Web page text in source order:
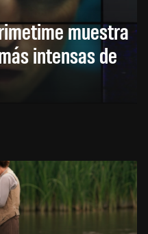
muestra
intensas de